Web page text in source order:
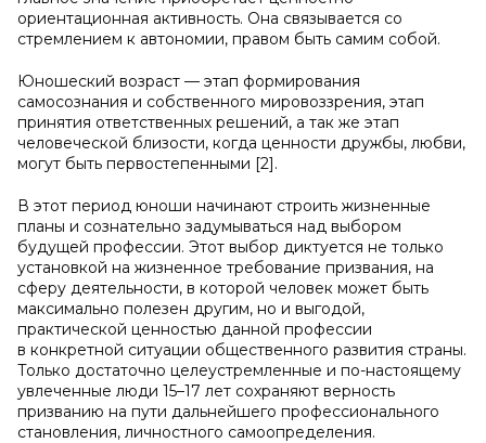
ориентационная активность. Она связывается со
стремлением к автономии, правом быть самим собой.
Юношеский возраст — этап формирования
самосознания и собственного мировоззрения, этап
принятия ответственных решений, а так же этап
человеческой близости, когда ценности дружбы, любви,
могут быть первостепенными [2].
В этот период юноши начинают строить жизненные
планы и сознательно задумываться над выбором
будущей профессии. Этот выбор диктуется не только
установкой на жизненное требование призвания, на
сферу деятельности, в которой человек может быть
максимально полезен другим, но и выгодой,
практической ценностью данной профессии
в конкретной ситуации общественного развития страны.
Только достаточно целеустремленные и по-настоящему
увлеченные люди 15–17 лет сохраняют верность
призванию на пути дальнейшего профессионального
становления, личностного самоопределения.